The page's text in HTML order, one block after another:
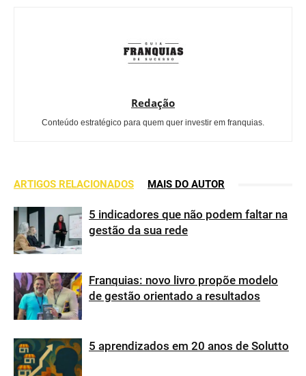
Redação
Conteúdo estratégico para quem quer investir em franquias.
ARTIGOS RELACIONADOS MAIS DO AUTOR
5 indicadores que não podem faltar na
gestão da sua rede
Franquias: novo livro propõe modelo
de gestão orientado a resultados
5 aprendizados em 20 anos de Solutto